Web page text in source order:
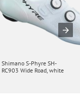
Shimano S-Phyre SH-
RC903 Wide Road, white